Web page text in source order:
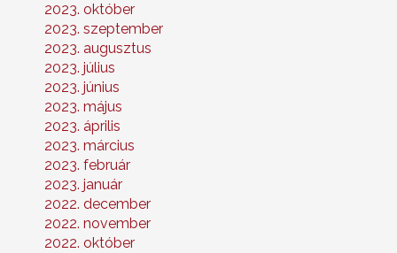
2023. október
2023. szeptember
2023. augusztus
2023. július
2023. június
2023. május
2023. április
2023. március
2023. február
2023. január
2022. december
2022. november
2022. október